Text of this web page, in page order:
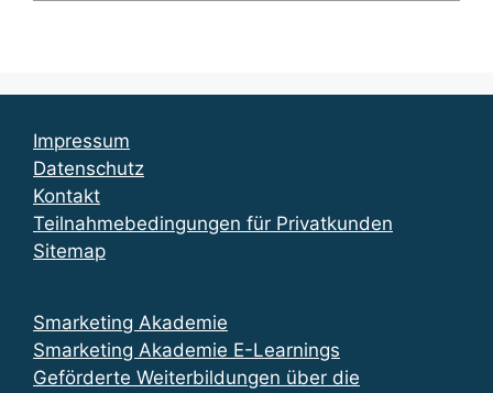
Impressum
Datenschutz
Kontakt
Teilnahmebedingungen für Privatkunden
Sitemap
Smarketing Akademie
Smarketing Akademie E-Learnings
Geförderte Weiterbildungen über die